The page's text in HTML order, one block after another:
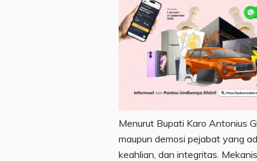
Menurut Bupati Karo Antonius
maupun demosi pejabat yang
keahlian, dan integritas.